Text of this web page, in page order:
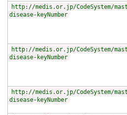
http://medis.or.jp/CodeSystem/
disease-keyNumber
http://medis.or.jp/CodeSystem/
disease-keyNumber
http://medis.or.jp/CodeSystem/
disease-keyNumber